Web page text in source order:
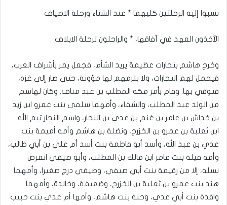
نسبوا إليه الرحلتين كليهما * عند الشتاء ورحلة الاصياف
الآخذون العهد في آفاقها، * والراحلون لرحلة الايلاف
وخرج هاشم بتجارات عظيمة يريد الشأم، فجعل يمر بأشراف العرب،
فيحمل لهم التجارات، ولا يلزمهم لها مؤونة، حتى صار إلى غزة،
فتوفي بها. وقام بأمر مكة المطلب بن عبد مناف. وكان لهاشم
من الولد عبد المطلب، والشفاء، وأمهما سلمى بنت عمرو ابن زيد
بن خداش بن عامر بن غنم بن عدي بن النجار، واسم النجار تيم الله
ابن ثعلبة بن عمرو بن الخزرج، ونضلة بن هاشم وأمه أميمة بنت
عدي بن عبد الله، وأسد أبو فاطمة بنت أسد أم علي بن أبي طالب،
وأمه قيلة بنت عامر ابن مالك بن المطلب، وأبو صيفي انقرض
نسله، إلا من رقيقة بنت أبي صيفي، وصيفي درج صغيرا، وأمهما
هند بنت عمرو بن ثعلبة بن الخزرج، وضعيفة، وخالدة، وأمهما
واقدة بنت أبي عدي، وحنة بنت هاشم، وأمها أم عدي بنت حبيب